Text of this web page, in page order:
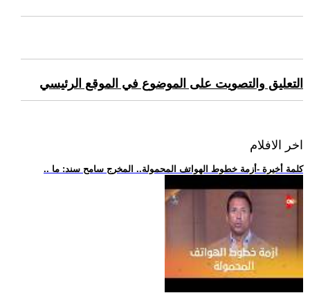
التعليق والتصويت على الموضوع في الموقع الرئيسي
اخر الافلام
.. كلمة أخيرة -أزمة خطوط الهواتف المحمولة.. المخرج سامح سند: ما